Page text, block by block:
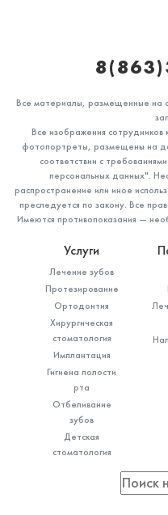
Все материалы, размещенные на
Все изображения сотрудников
фотопортреты, размещены на
соответствии с
персональных данных".
распространение или иное
преследуется по закону. Все
Имеются противопоказания —
Услуги
Лечение зубов
Протезирование
Ортодонтия
Хирургическая
стоматология
Имплантация
Гигиена полости
рта
Отбеливание
зубов
Детская
стоматология